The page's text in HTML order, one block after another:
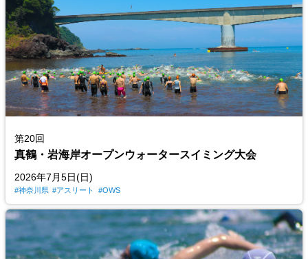
第20回
真鶴・岩海岸オープンウォータースイミング大会
2026年7月5日(日)
神奈川県 アスリート OWS